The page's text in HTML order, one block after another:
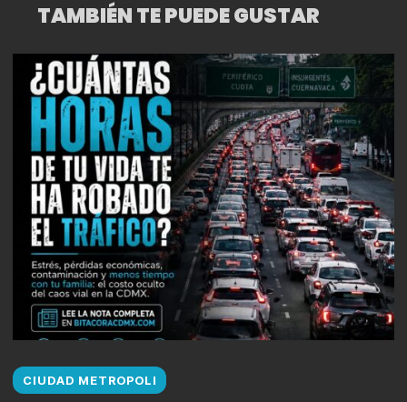
TAMBIÉN TE PUEDE GUSTAR
CIUDAD METROPOLI